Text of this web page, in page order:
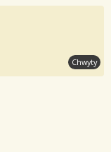
Chwyty